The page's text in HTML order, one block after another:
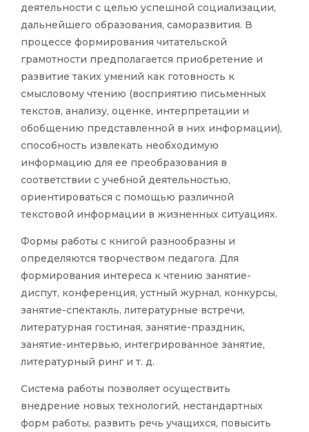
деятельности с целью успешной социализации,
дальнейшего образования, саморазвития. В
процессе формирования читательской
грамотности предполагается приобретение и
развитие таких умений как готовность к
смысловому чтению (восприятию письменных
текстов, анализу, оценке, интерпретации и
обобщению представленной в них информации),
способность извлекать необходимую
информацию для ее преобразования в
соответствии с учебной деятельностью,
ориентироваться с помощью различной
текстовой информации в жизненных ситуациях.
Формы работы с книгой разнообразны и
определяются творчеством педагога. Для
формирования интереса к чтению занятие-
диспут, конференция, устный журнал, конкурсы,
занятие-спектакль, литературные встречи,
литературная гостиная, занятие-праздник,
занятие-интервью, интегрированное занятие,
литературный ринг и т. д.
Система работы позволяет осуществить
внедрение новых технологий, нестандартных
форм работы, развить речь учащихся, повысить